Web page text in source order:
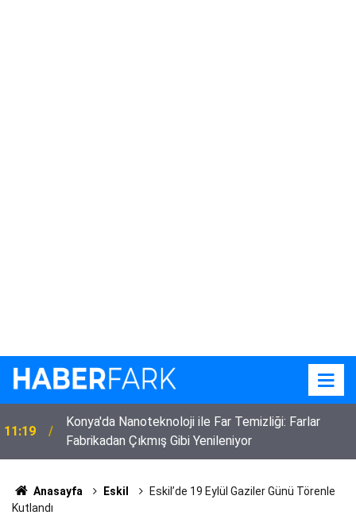
22:52 Eskilli 3 Çocuk Annesi Kadın Vefat Etti
Anasayfa Eskil
Eskil’de 19 Eylül Gaziler Günü Törenle
Kutlandı